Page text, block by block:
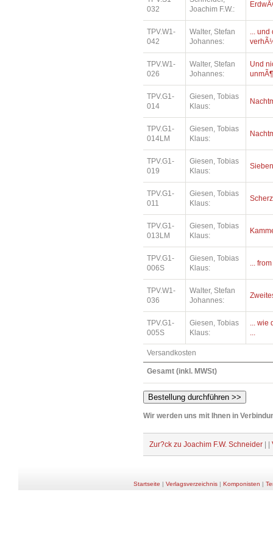
032
Joachim F.W.:
TPV.W1-
042
Walter, Stefan
Johannes:
... und
TPV.W1-
026
Walter, Stefan
Johannes:
Und
TPV.G1-
014
Giesen, Tobias
Klaus:
TPV.G1-
014LM
Giesen, Tobias
Klaus:
TPV.G1-
019
Giesen, Tobias
Klaus:
TPV.G1-
011
Giesen, Tobias
Klaus:
TPV.G1-
013LM
Giesen, Tobias
Klaus:
TPV.G1-
006S
Giesen, Tobias
Klaus:
...
TPV.W1-
036
Walter, Stefan
Johannes:
TPV.G1-
005S
Giesen, Tobias
Klaus:
... wie
...
Versandkosten
Gesamt (inkl. MWSt)
Wir werden uns mit Ihnen in
Zur?ck zu Joachim F.W. Schneider
Startseite | Verlagsverzeichnis| Komponisten |